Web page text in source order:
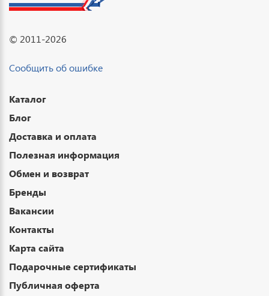
© 2011-2026
Сообщить об ошибке
Каталог
Блог
Доставка и оплата
Полезная информация
Обмен и возврат
Бренды
Вакансии
Контакты
Карта сайта
Подарочные сертификаты
Публичная оферта